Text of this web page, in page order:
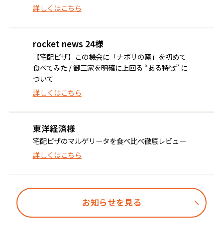
詳しくはこちら
rocket news 24様
【宅配ピザ】この機会に「ナポリの窯」を初めて
食べてみた / 御三家を明確に上回る “ある特徴” に
ついて
詳しくはこちら
東洋経済様
宅配ピザのマルゲリータを食べ比べ徹底レビュー
詳しくはこちら
お知らせを見る